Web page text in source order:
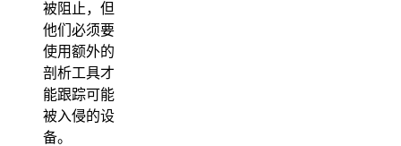
被阻止，但
他们必须要
使用额外的
剖析工具才
能跟踪可能
被入侵的设
备。